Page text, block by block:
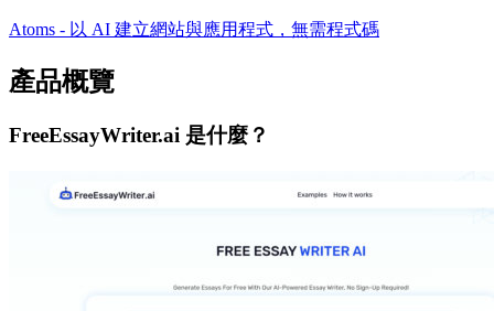
Atoms - 以 AI 建立網站與應用程式，無需程式碼
產品概覽
FreeEssayWriter.ai 是什麼？